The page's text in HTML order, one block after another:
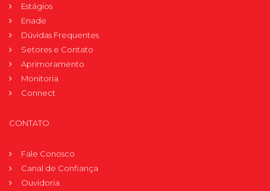
Estágios
Enade
Dúvidas Frequentes
Setores e Contato
Aprimoramento
Monitoria
Connect
CONTATO
Fale Conosco
Canal de Confiança
Ouvidoria